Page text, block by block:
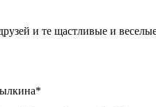
и те щастливые и